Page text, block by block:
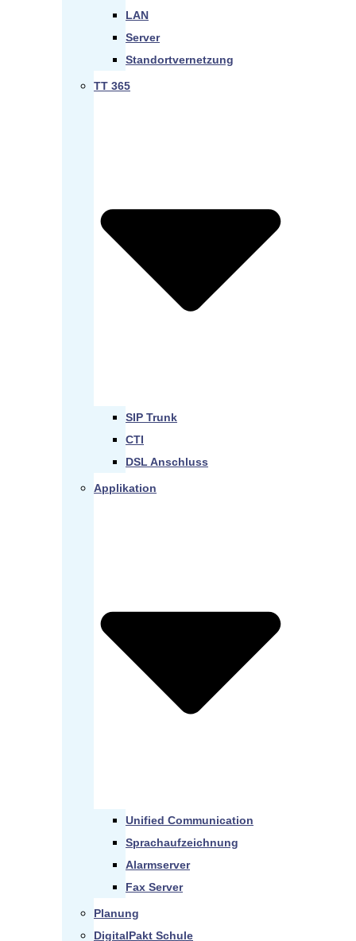
LAN
Server
Standortvernetzung
TT 365
SIP Trunk
CTI
DSL Anschluss
Applikation
Unified Communication
Sprachaufzeichnung
Alarmserver
Fax Server
Planung
DigitalPakt Schule